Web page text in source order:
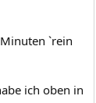
`rein
ich oben in